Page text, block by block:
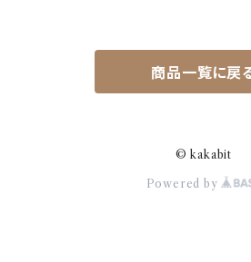
商品一覧に戻
© kakabit
Powered by